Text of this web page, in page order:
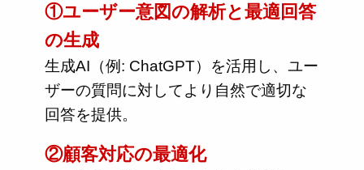
①ユーザー意図の解析と最適回答
の生成
生成AI（例: ChatGPT）を活用し、ユー
ザーの質問に対してより自然で適切な
回答を提供。
②顧客対応の最適化